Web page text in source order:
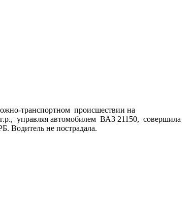
транспортном происшествии на
управляя автомобилем ВАЗ 21150, совершила
Водитель не пострадала.